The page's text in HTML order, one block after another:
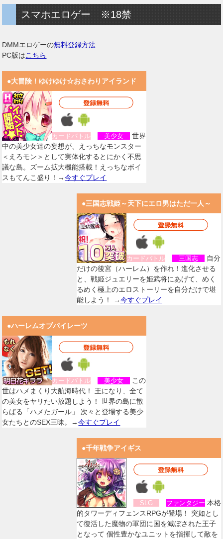
スマホエロゲー ※18禁
DMMエロゲーの無料登録方法
PC版はこちら
●大冒険！ゆけゆけ☆おさわりアイランド
カードバトル 美少女
世界
中の美少女達の妄想が、えっちなモンスター
＜えろモン＞として実体化するとにかく不思
議な島。ズーム拡大機能搭載！えっちなボイ
スもてんこ盛り！→今すぐプレイ
●三国志戦姫～天下にエロ男はただ一人～
カードバトル 三国志
自分
だけの後宮（ハーレム）を作れ！進化させる
と、戦姫ジュエリーを姫武将にあげて、めく
るめく極上のエロストーリーを自分だけで堪
能しよう！ →今すぐプレイ
●ハーレムオブパイレーツ
カードバトル 美少女
この
世はハメまくり大航海時代！ 王になり、全て
の美女をヤリたい放題しよう！ 世界の島に散
らばる「ハメたガール」 次々と登場する美少
女たちとのSEX三昧。→今すぐプレイ
●千年戦争アイギス
SLG ファンタジー 本格
的タワーディフェンスRPGが登場！ 突如とし
て復活した魔物の軍団に国を滅ぼされた王子
となって 個性豊かなユニットを指揮して敵を